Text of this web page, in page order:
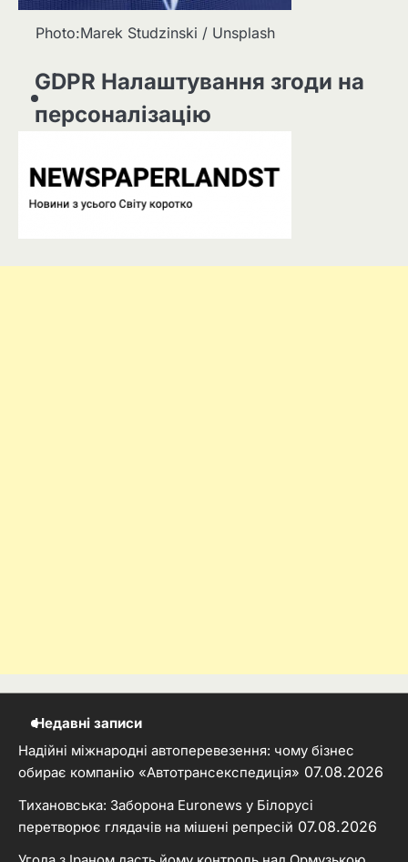
Photo:Marek Studzinski / Unsplash
GDPR Налаштування згоди на
персоналізацію
Недавні записи
Надійні міжнародні автоперевезення: чому бізнес
обирає компанію «Автотрансекспедиція» 07.08.2026
Тихановська: Заборона Euronews у Білорусі
перетворює глядачів на мішені репресій 07.08.2026